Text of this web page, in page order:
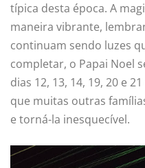
típica desta época. A
maneira vibrante,
continuam sendo luzes
completar, o Papai Noel
dias 12, 13, 14, 19, 20 e
que muitas outras
e torná-la inesquecível.